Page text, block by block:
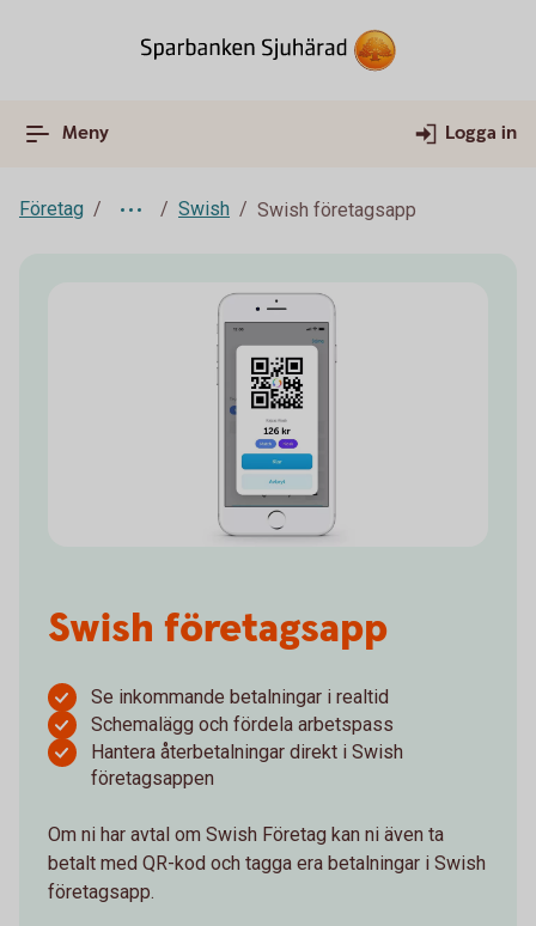
Meny Logga in
Företag Swish Swish företagsapp
Swish företagsapp
Se inkommande betalningar i realtid
Schemalägg och fördela arbetspass
Hantera återbetalningar direkt i Swish
företagsappen
Om ni har avtal om Swish Företag kan ni även ta
betalt med QR-kod och tagga era betalningar i Swish
företagsapp.